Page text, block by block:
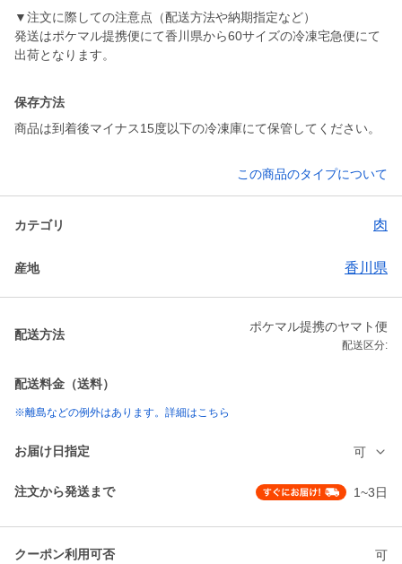
▼注文に際しての注意点（配送方法や納期指定など）
発送はポケマル提携便にて香川県から60サイズの冷凍宅急便にて
出荷となります。
保存方法
商品は到着後マイナス15度以下の冷凍庫にて保管してください。
この商品のタイプについて
カテゴリ 肉
産地 香川県
配送方法
ポケマル提携のヤマト便
配送区分:
配送料金（送料）
※離島などの例外はあります。詳細はこちら
お届け日指定 可
注文から発送まで 1~3日
クーポン利用可否 可